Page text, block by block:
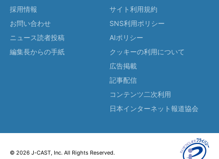
採用情報
お問い合わせ
ニュース読者投稿
編集長からの手紙
サイト利用規約
SNS利用ポリシー
AIポリシー
クッキーの利用について
広告掲載
記事配信
コンテンツ二次利用
日本インターネット報道協会
© 2026 J-CAST, Inc. All Rights Reserved.